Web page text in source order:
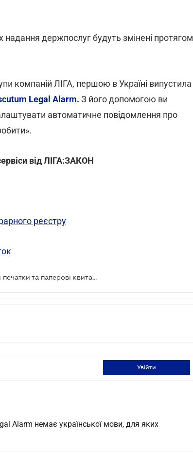
надання держпослуг будуть змінені протягом
компаній ЛІГА, першою в Україні випустила
Legal Alarm. З його допомогою ви
автоматичне повідомлення про
від ЛІГА:ЗАКОН
реєстру
Сервіс для перевірки квитанцій: мокрі печатки та паперові квитанції більше не потрібні
увійти
Alarm немає української мови, для яких